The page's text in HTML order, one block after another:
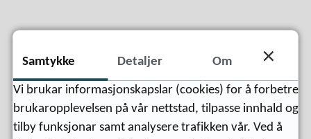
Fann du det du leita etter?
Samtykke Detaljer Om
Vi brukar informasjonskapslar (cookies) for å forbetre
brukaropplevelsen på vår nettstad, tilpasse innhald og
tilby funksjonar samt analysere trafikken vår. Ved å